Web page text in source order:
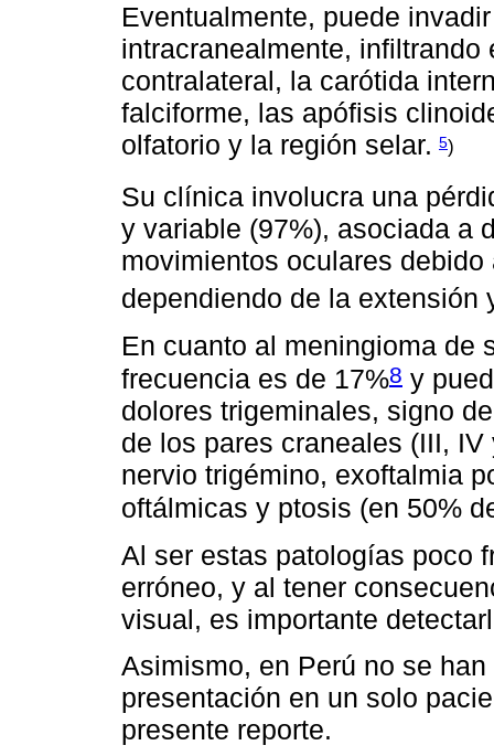
Eventualmente, puede
intracranealmente,
contralateral, la carótida
falciforme, las apófisis
olfatorio y la región selar. 5)
Su clínica involucra una
y variable (97%), asociada a
movimientos oculares
dependiendo de la extensión
En cuanto al meningioma de
frecuencia es de 17%8 y
dolores trigeminales, signo
de los pares craneales (III,
nervio trigémino, exoftalmia
oftálmicas y ptosis (en 50%
Al ser estas patologías poco
erróneo, y al tener
visual, es importante
Asimismo, en Perú no se
presentación en un solo
presente reporte.